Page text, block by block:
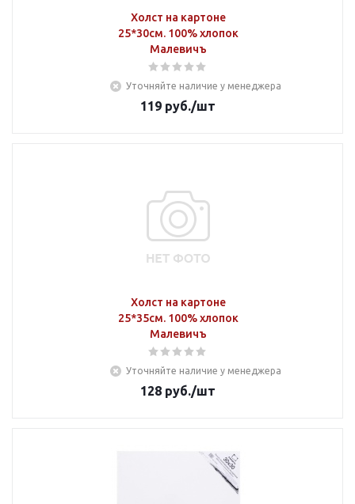
Холст на картоне
25*30см. 100% хлопок
Малевичъ
Уточняйте наличие у менеджера
119 руб./шт
Холст на картоне
25*35см. 100% хлопок
Малевичъ
Уточняйте наличие у менеджера
128 руб./шт